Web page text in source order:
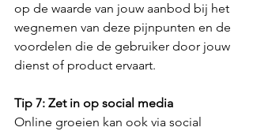
op de waarde van jouw aanbod bij het
wegnemen van deze pijnpunten en de
voordelen die de gebruiker door jouw
dienst of product ervaart.
Tip 7: Zet in op social media
Online groeien kan ook via social